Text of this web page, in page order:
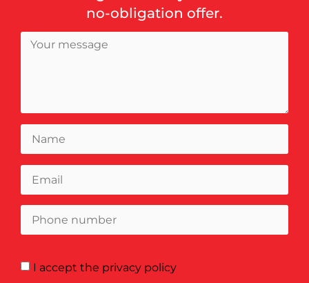
no-obligation offer.
I acceptthe privacy policy